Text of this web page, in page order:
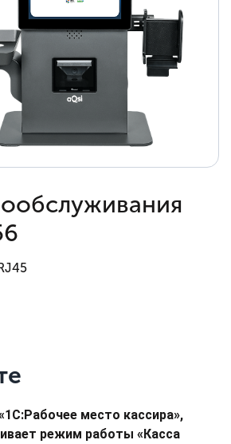
место кассира»,
режим работы «Касса